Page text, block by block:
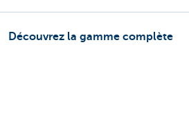
Découvrez la gamme complète